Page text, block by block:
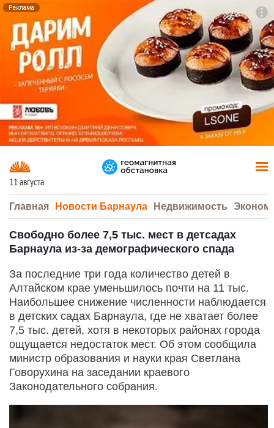
Реклама
11 августа
Главная Новости Барнаула Недвижимость
Свободно более 7,5 тыс. мест в детсадах
Барнаула из-за демографического спада
За последние три года количество детей в
Алтайском крае уменьшилось почти на 11 тыс.
Наибольшее снижение численности наблюдается
в детских садах Барнаула, где не хватает более
7,5 тыс. детей, хотя в некоторых районах города
ощущается недостаток мест. Об этом сообщила
министр образования и науки края Светлана
Говорухина на заседании краевого
Законодательного собрания.